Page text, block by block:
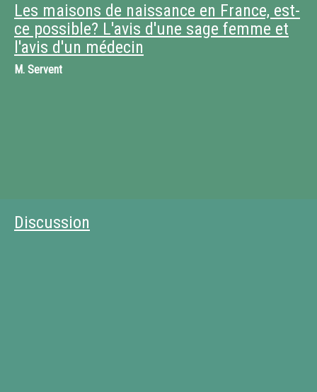
Les maisons de naissance en France, est-
ce possible? L'avis d'une sage femme et
l'avis d'un médecin
M. Servent
Discussion